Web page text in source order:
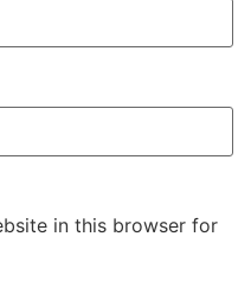
in this browser for